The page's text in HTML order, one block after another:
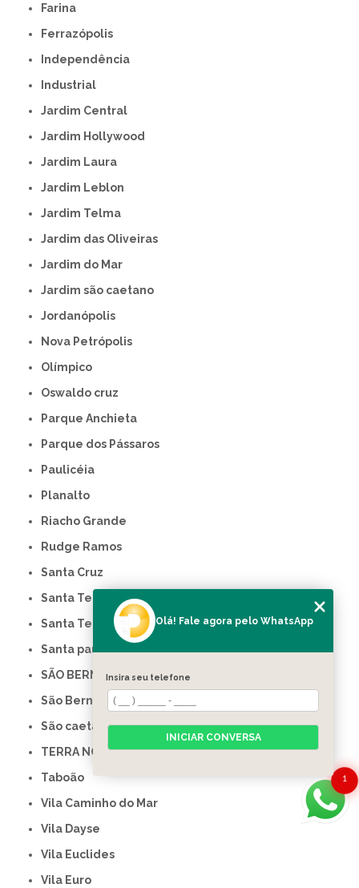
Farina
Ferrazópolis
Independência
Industrial
Jardim Central
Jardim Hollywood
Jardim Laura
Jardim Leblon
Jardim Telma
Jardim das Oliveiras
Jardim do Mar
Jardim são caetano
Jordanópolis
Nova Petrópolis
Olímpico
Oswaldo cruz
Parque Anchieta
Parque dos Pássaros
Paulicéia
Planalto
Riacho Grande
Rudge Ramos
Santa Cruz
Santa Teresinha
Santa Terezinha
Santa paula
SÃO BERNARDO DO CAMPO
São Bernado do Campo
São caetano do sul
TERRA NOVA
Taboão
Vila Caminho do Mar
Vila Dayse
Vila Euclides
Vila Euro
1
Olá! Fale agora pelo WhatsApp
Insira seu telefone
INICIAR CONVERSA